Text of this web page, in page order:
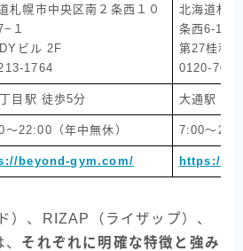
札幌市中央区南２条西１０
１
ビル 2F
1764
北海道札
条西6-1-4
第27桂和
0120-700-
目駅 徒歩5分 大通駅 徒
～22:00（年中無休） 7:00～
beyond-gym.com/ https://
）、RIZAP（ライザップ）、
それぞれに明確な特徴と強み